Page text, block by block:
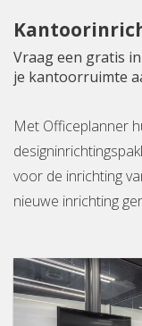
Vraag een gratis
je kantoorruimte
Met Officeplanner
voor de inrichting
nieuwe inrichting